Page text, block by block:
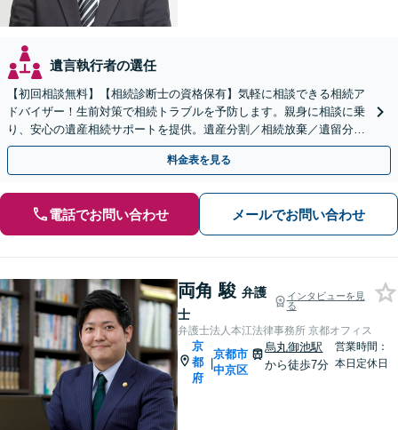
遺言執行者の選任
【初回相談無料】【相続診断士の資格保有】気軽に相談できる相続ア
ドバイザー！生前対策で相続トラブルを予防します。親身に相談に乗
り、安心の遺産相続サポートを提供。遺産分割／相続放棄／遺留分も
お任せ！【出張サポート】【完全個室】【丸太町駅6分】
料金表を見る
電話でお問い合わせ メールでお問い合わせ
両角 駿 弁護
士
インタビューを見
る
弁護士法人本江法律事務所 京都オフィス
京
都
府
|
京都市
中京区
烏丸御池駅
から徒歩7分
営業時間：
本日定休日